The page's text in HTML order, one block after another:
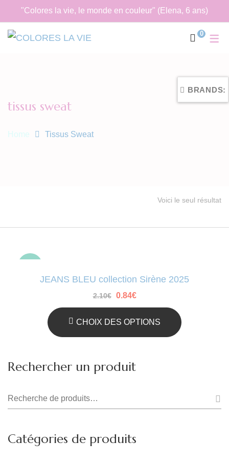
"Colores la vie, le monde en couleur" (Elena, 6 ans)
0
tissus sweat
Home Tissus Sweat
Voici le seul résultat
JEANS BLEU collection Sirène 2025
2.10€ Le
était :
2.10€.
0.84€Le
est :
0.84€.
CHOIX DES OPTIONS
Ce
A
Options
Rechercher un produit
Recherche
Catégories de produits
BRANDS: